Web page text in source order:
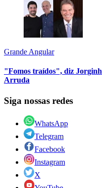
Grande Angular
"Fomos traídos", diz
Arruda
Siga nossas redes
WhatsApp
Telegram
Facebook
Instagram
X